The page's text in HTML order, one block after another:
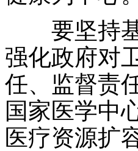
要坚持基
强化政府对
任、监督责
国家医学中
医疗资源扩